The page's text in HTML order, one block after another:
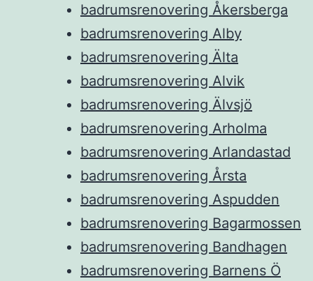
badrumsrenovering Åkersberga
badrumsrenovering Alby
badrumsrenovering Älta
badrumsrenovering Alvik
badrumsrenovering Älvsjö
badrumsrenovering Arholma
badrumsrenovering Arlandastad
badrumsrenovering Årsta
badrumsrenovering Aspudden
badrumsrenovering Bagarmossen
badrumsrenovering Bandhagen
badrumsrenovering Barnens Ö